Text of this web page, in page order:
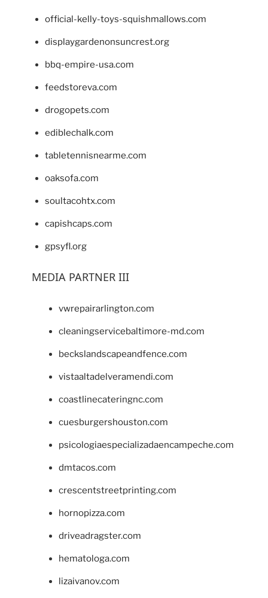
official-kelly-toys-squishmallows.com
displaygardenonsuncrest.org
bbq-empire-usa.com
feedstoreva.com
drogopets.com
ediblechalk.com
tabletennisnearme.com
oaksofa.com
soultacohtx.com
capishcaps.com
gpsyfl.org
MEDIA PARTNER III
vwrepairarlington.com
cleaningservicebaltimore-md.com
beckslandscapeandfence.com
vistaaltadelveramendi.com
coastlinecateringnc.com
cuesburgershouston.com
psicologiaespecializadaencampeche.com
dmtacos.com
crescentstreetprinting.com
hornopizza.com
driveadragster.com
hematologa.com
lizaivanov.com